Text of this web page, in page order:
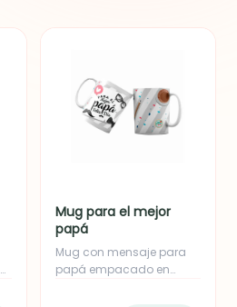
Mug para el mejor
papá
Mug con mensaje para
papá empacado en